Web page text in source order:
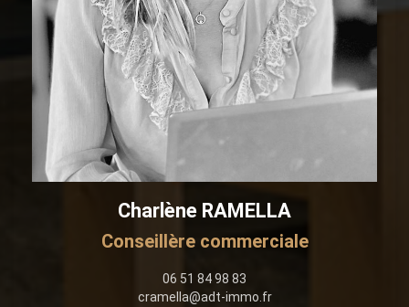
Charlène RAMELLA
Conseillère commerciale
06 51 84 98 83
cramella@adt-immo.fr